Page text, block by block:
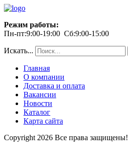
Режим работы:
Пн-пт:9:00-19:00 Сб:9:00-15:00
Искать...
Главная
О компании
Доставка и оплата
Вакансии
Новости
Каталог
Карта сайта
Copyright 2026 Все права защищены!